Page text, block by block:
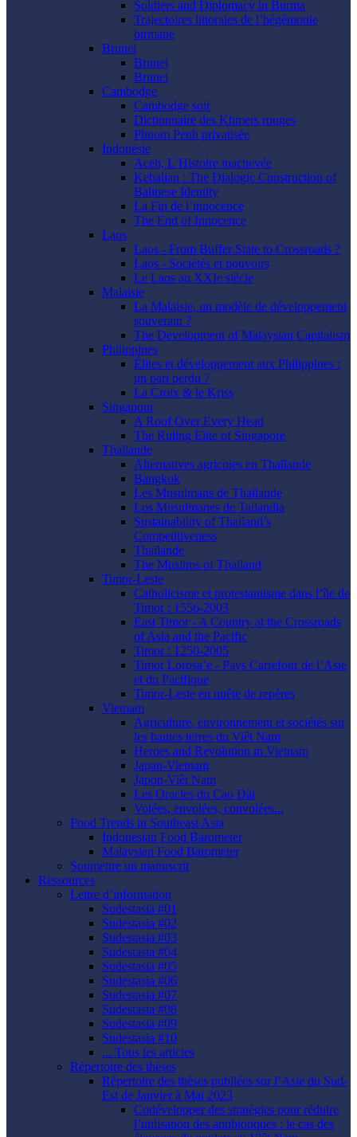
Soldiers and Diplomacy in Burma
Trajectoires littorales de l’hégémonie
birmane
Brunei
Brunei
Brunei
Cambodge
Cambodge soir
Dictionnaire des Khmers rouges
Phnom Penh privatisée
Indonésie
Aceh, L’Histoire inachevée
Kebalian : The Dialogic Construction of
Balinese Identity
La Fin de l’innocence
The End of Innocence
Laos
Laos - From Buffer State to Crossroads ?
Laos - Sociétés et pouvoirs
Le Laos au XXIe siècle
Malaisie
La Malaisie, un modèle de développement
souverain ?
The Development of Malaysian Capitalism
Philippines
Élites et développement aux Philippines :
un pari perdu ?
La Croix & le Kriss
Singapour
A Roof Over Every Head
The Ruling Elite of Singapore
Thaïlande
Alternatives agricoles en Thaïlande
Bangkok
Les Musulmans de Thaïlande
Los Musulmanes de Tailandia
Sustainability of Thailand’s
Competitiveness
Thaïlande
The Muslims of Thailand
Timor-Leste
Catholicisme et protestantisme dans l’île de
Timor : 1556-2003
East Timor - A Country at the Crossroads
of Asia and the Pacific
Timor : 1250-2005
Timor Lorosa’e - Pays Carrefour de l’Asie
et du Pacifique
Timor-Leste en quête de repères
Vietnam
Agriculture, environnement et sociétés sur
les hautes terres du Viêt Nam
Heroes and Revolution in Vietnam
Japan-Vietnam
Japon-Viêt Nam
Les Oracles du Cao Ðài
Volées, envolées, convolées...
Food Trends in Southeast Asia
Indonesian Food Barometer
Malaysian Food Barometer
Soumettre un manuscrit
Ressources
Lettre d’information
Sudestasia #01
Sudestasia #02
Sudestasia #03
Sudestasia #04
Sudestasia #05
Sudestasia #06
Sudestasia #07
Sudestasia #08
Sudestasia #09
Sudestasia #10
... Tous les articles
Répertoire des thèses
Répertoire des thèses publiées sur l’Asie du Sud-
Est de Janvier à Mai 2023
Codévelopper des stratégies pour réduire
l’utilisation des antibiotiques : le cas des